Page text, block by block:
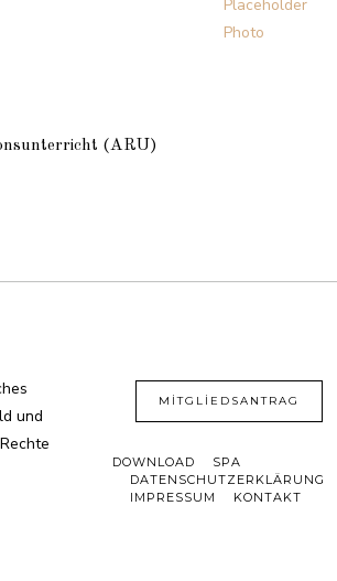
(ARU)
und
MITGLIEDSANTRAG
DOWNLOAD
SPA
DATENSCHUTZERKLÄRUNG
IMPRESSUM
KONTAKT